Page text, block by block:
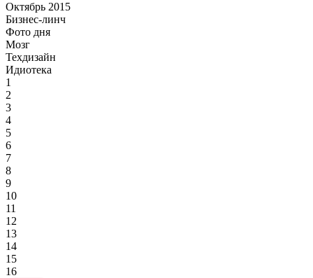
Октябрь 2015
Бизнес-линч
Фото дня
Мозг
Техдизайн
Идиотека
1
2
3
4
5
6
7
8
9
10
11
12
13
14
15
16